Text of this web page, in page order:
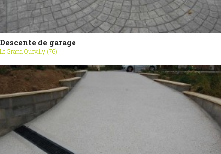
Descente de garage
Le Grand Quevilly (76)